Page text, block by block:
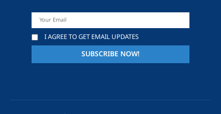
I AGREE TO GET EMAIL UPDATES